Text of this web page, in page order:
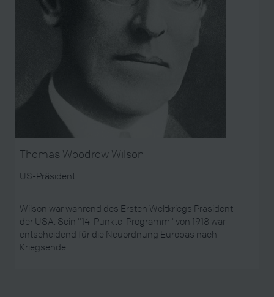
Thomas Woodrow Wilson
US-Präsident
Wilson war während des Ersten Weltkriegs Präsident
der USA. Sein "14-Punkte-Programm" von 1918 war
entscheidend für die Neuordnung Europas nach
Kriegsende.